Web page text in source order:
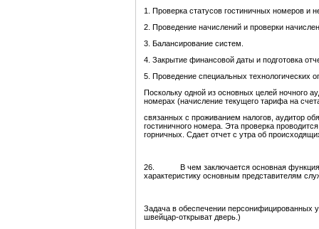
1. Проверка статусов гостиничных номеров и
2. Проведение начислений и проверки
3. Балансирование систем.
4. Закрытие финансовой даты и подготовка
5. Проведение специальных технологических
Поскольку одной из основных целей ночного
номерах (начисление текущего тарифа на
связанных с проживанием налогов, аудитор
гостиничного номера. Эта проверка
горничных. Сдает отчет с утра об
26. В чем заключается основная функция
характеристику основным представителям
Задача в обеспечении персонифицированных
швейцар-открыват дверь.)